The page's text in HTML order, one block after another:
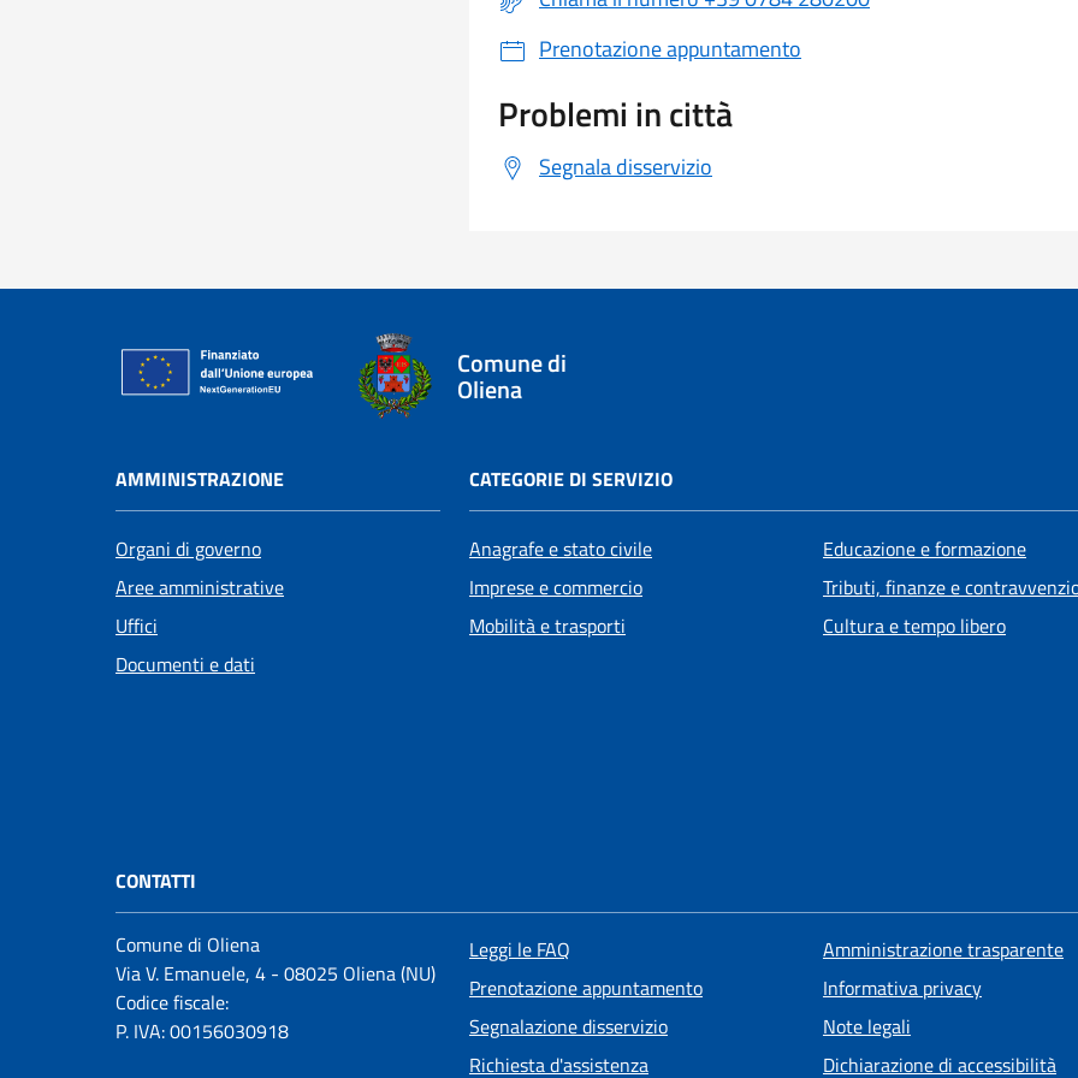
Prenotazione appuntamento
Problemi in città
Segnala disservizio
Comune di
Oliena
AMMINISTRAZIONE
Organi di governo
Aree amministrative
Uffici
Documenti e dati
CATEGORIE DI SERVIZIO
Anagrafe e stato civile
Imprese e commercio
Mobilità e trasporti
Educazione e formazione
Tributi, finanze e
Cultura e tempo libero
CONTATTI
Comune di Oliena
Via V. Emanuele, 4 - 08025 Oliena (NU)
Codice fiscale:
P. IVA: 00156030918
Leggi le FAQ
Prenotazione appuntamento
Segnalazione disservizio
Richiesta d'assistenza
Amministrazione trasparente
Informativa privacy
Note legali
Dichiarazione di accessibilità